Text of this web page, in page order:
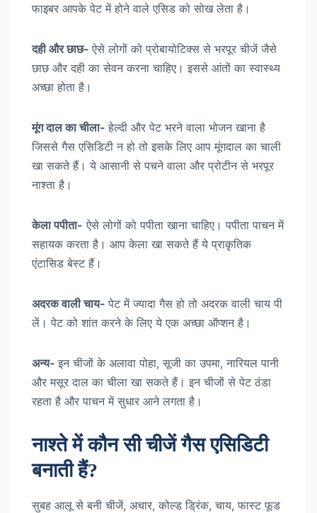
फाइबर आपके पेट में होने वाले एसिड को सोख लेता है।
दही और छाछ- ऐसे लोगों को प्रोबायोटिक्स से भरपूर चीजें जैसे
छाछ और दही का सेवन करना चाहिए। इससे आंतों का स्वास्थ्य
अच्छा होता है।
मूंग दाल का चीला- हेल्दी और पेट भरने वाला भोजन खाना है
जिससे गैस एसिडिटी न हो तो इसके लिए आप मूंगदाल का चाली
खा सकते हैं। ये आसानी से पचने वाला और प्रोटीन से भरपूर
नाश्ता है।
केला पपीता- ऐसे लोगों को पपीता खाना चाहिए। पपीता पाचन में
सहायक करता है। आप केला खा सकते हैं ये प्राकृतिक
एंटासिड बेस्ट हैं।
अदरक वाली चाय- पेट में ज्यादा गैस हो तो अदरक वाली चाय पी
लें। पेट को शांत करने के लिए ये एक अच्छा ऑप्शन है।
अन्य- इन चीजों के अलावा पोहा, सूजी का उपमा, नारियल पानी
और मसूर दाल का चीला खा सकते हैं। इन चीजों से पेट ठंडा
रहता है और पाचन में सुधार आने लगता है।
नाश्ते में कौन सी चीजें गैस एसिडिटी
बनाती हैं?
सुबह आलू से बनी चीजें, अचार, कोल्ड ड्रिंक, चाय, फास्ट फूड